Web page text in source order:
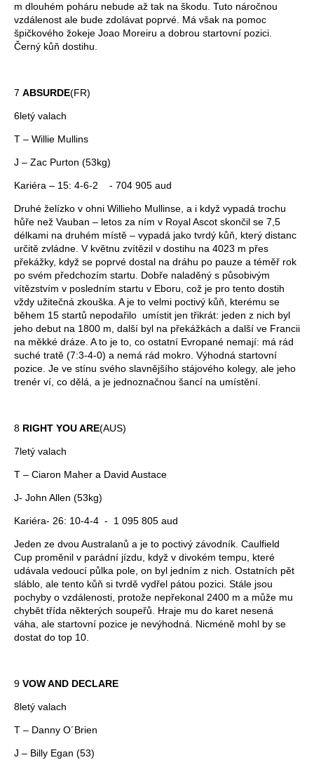
m dlouhém poháru nebude až tak na škodu. Tuto náročnou
vzdálenost ale bude zdolávat poprvé. Má však na pomoc
špičkového žokeje Joao Moreiru a dobrou startovní pozici.
Černý kůň dostihu.
7 ABSURDE(FR)
6letý valach
T – Willie Mullins
J – Zac Purton (53kg)
Kariéra – 15: 4-6-2 - 704 905 aud
Druhé želízko v ohni Willieho Mullinse, a i když vypadá trochu
hůře než Vauban – letos za ním v Royal Ascot skončil se 7,5
délkami na druhém místě – vypadá jako tvrdý kůň, který distanc
určitě zvládne. V květnu zvítězil v dostihu na 4023 m přes
překážky, když se poprvé dostal na dráhu po pauze a téměř rok
po svém předchozím startu. Dobře naladěný s působivým
vítězstvím v posledním startu v Eboru, což je pro tento dostih
vždy užitečná zkouška. A je to velmi poctivý kůň, kterému se
během 15 startů nepodařilo umístit jen třikrát: jeden z nich byl
jeho debut na 1800 m, další byl na překážkách a další ve Francii
na měkké dráze. A to je to, co ostatní Evropané nemají: má rád
suché tratě (7:3-4-0) a nemá rád mokro. Výhodná startovní
pozice. Je ve stínu svého slavnějšího stájového kolegy, ale jeho
trenér ví, co dělá, a je jednoznačnou šancí na umístění.
8 RIGHT YOU ARE(AUS)
7letý valach
T – Ciaron Maher a David Austace
J- John Allen (53kg)
Kariéra- 26: 10-4-4 - 1 095 805 aud
Jeden ze dvou Australanů a je to poctivý závodník. Caulfield
Cup proměnil v parádní jízdu, když v divokém tempu, které
udávala vedoucí půlka pole, on byl jedním z nich. Ostatních pět
sláblo, ale tento kůň si tvrdě vydřel pátou pozici. Stále jsou
pochyby o vzdálenosti, protože nepřekonal 2400 m a může mu
chybět třída některých soupeřů. Hraje mu do karet nesená
váha, ale startovní pozice je nevýhodná. Nicméně mohl by se
dostat do top 10.
9 VOW AND DECLARE
8letý valach
T – Danny O´Brien
J – Billy Egan (53)